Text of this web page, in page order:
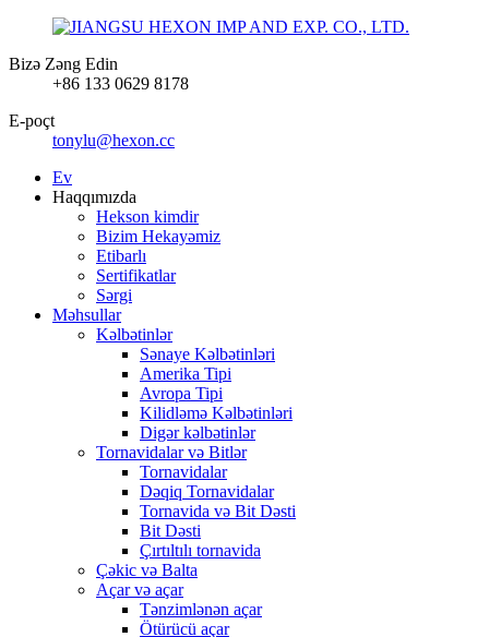
Bizə Zəng Edin
+86 133 0629 8178
E-poçt
tonylu@hexon.cc
Ev
Haqqımızda
Hekson kimdir
Bizim Hekayəmiz
Etibarlı
Sertifikatlar
Sərgi
Məhsullar
Kəlbətinlər
Sənaye Kəlbətinləri
Amerika Tipi
Avropa Tipi
Kilidləmə Kəlbətinləri
Digər kəlbətinlər
Tornavidalar və Bitlər
Tornavidalar
Dəqiq Tornavidalar
Tornavida və Bit Dəsti
Bit Dəsti
Çırtıltılı tornavida
Çəkic və Balta
Açar və açar
Tənzimlənən açar
Ötürücü açar